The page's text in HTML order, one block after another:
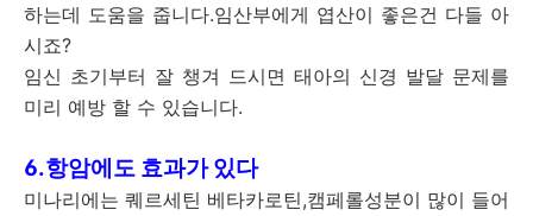
하는데 도움을 줍니다.임산부에게 엽산이 좋은건 다들 아
시죠?
임신 초기부터 잘 챙겨 드시면 태아의 신경 발달 문제를
미리 예방 할 수 있습니다.
6.항암에도 효과가 있다
미나리에는 퀘르세틴 베타카로틴,캠페롤성분이 많이 들어